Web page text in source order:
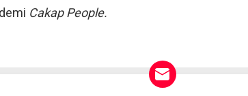
Cakap People.